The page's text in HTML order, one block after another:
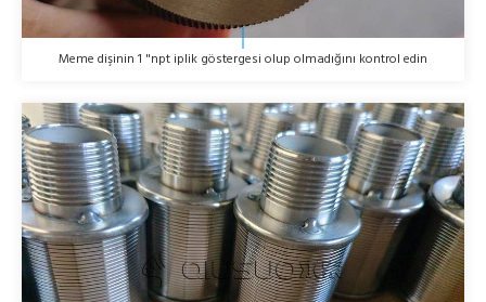
Meme dişinin 1 "npt iplik göstergesi olup olmadığını kontrol edin